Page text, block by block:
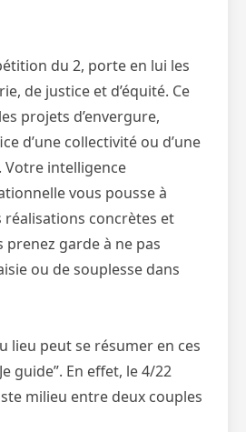
du 2, porte en lui les
de justice et d’équité. Ce
projets d’envergure,
d’une collectivité ou d’une
Votre intelligence
vous pousse à
concrètes et
prenez garde à ne pas
ou de souplesse dans
lieu peut se résumer en ces
guide”. En effet, le 4/22
milieu entre deux couples